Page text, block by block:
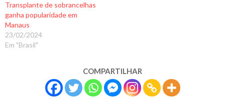
Transplante de sobrancelhas
ganha popularidade em
Manaus
23/02/2024
Em "Brasil"
COMPARTILHAR